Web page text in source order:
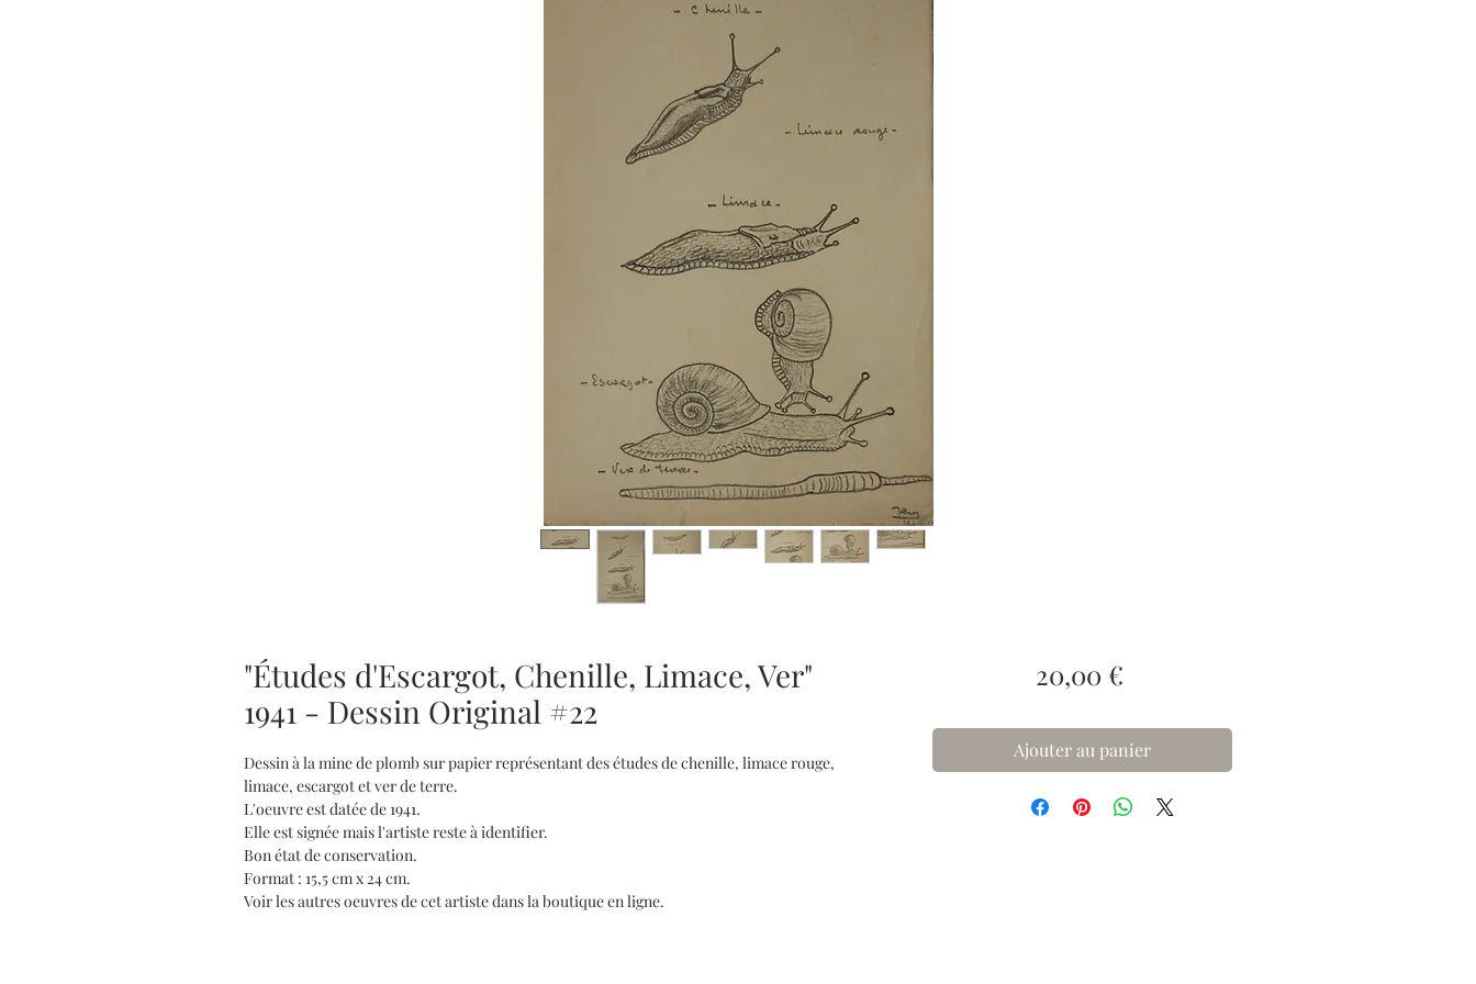
"Études d'Escargot, Chenille, Limace, Ver"
1941 - Dessin Original #22
Dessin à la mine de plomb sur papier représentant des études de chenille, limace rouge,
limace, escargot et ver de terre.
L'oeuvre est datée de 1941.
Elle est signée mais l'artiste reste à identifier.
Bon état de conservation.
Format : 15,5 cm x 24 cm.
Voir les autres oeuvres de cet artiste dans la boutique en ligne.
20,00 €Prix
Ajouter au panier